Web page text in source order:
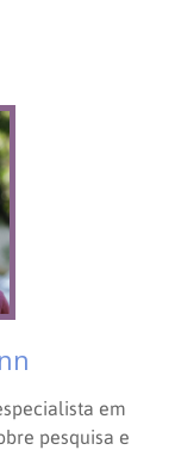
em
pesquisa e